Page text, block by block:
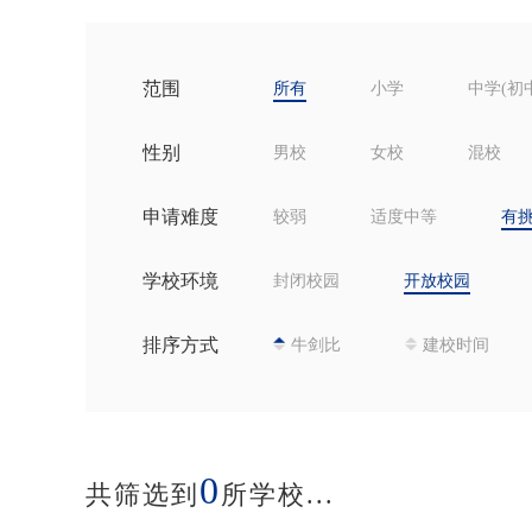
范围 所有 小学 中学(初
性别 男校 女校 混校
申请难度 较弱 适度中等 有
学校环境 封闭校园 开放校园
排序方式 牛剑比 建校时间
共筛选到 0所学校...